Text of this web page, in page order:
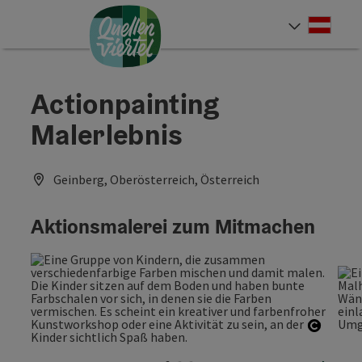
Zum InhaltAccesskey
[0]
Zur Navigation Accesskey
[1]
Zum Seitenanfang Accesskey
[2]
Actionpainting
Malerlebnis
Geinberg, Oberösterreich, Österreich
Aktionsmalerei zum Mitmachen